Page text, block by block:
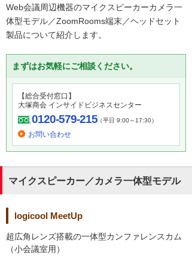
Web会議周辺機器のマイクスピーカーカメラ一
体型モデル／ZoomRooms端末／ヘッドセット
製品について紹介します。
まずはお気軽にご相談ください。
【総合受付窓口】
大塚商会 インサイドビジネスセンター
0120-579-215（平日 9:00～17:30）
お問い合わせ
マイクスピーカー／カメラ一体型モデル
logicool MeetUp
超広角レンズ搭載の一体型カンファレンスカム
（小会議室用）